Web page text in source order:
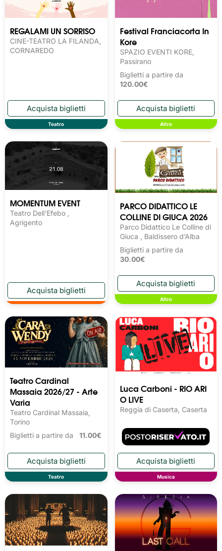
REGALAMI UN SORRISO
CINE-TEATRO LA FILANDA,
CORNAREDO
Teatro
Festival Franciacorta In
Kore
SPAZIO EVENTI KORE,
Passirano
Biglietti a partire da
120.00€
Altro
MOMENTUM EVENT
Teatro Dell'Efebo ,
Agrigento
PARCO DIDATTICO LE
COLLINE DI GIUCA 2026
Parco Didattico Le Colline di
Giuca , Baldissero d’Alba
Biglietti a partire da
30.00€
Altro
Teatro Cardinal
Massaia 2026/27 - Arte
Varia
Teatro Cardinal Massaia,
Torino
Biglietti a partire da 11.00€
Teatro
Luca Carboni - RIO ARI
O LIVE
Reggia di Caserta, Caserta
Musica